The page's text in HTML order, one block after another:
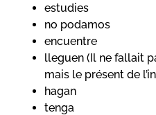
estudies
no podamos
encuentre
lleguen (Il ne fallait
mais le présent de
hagan
tenga